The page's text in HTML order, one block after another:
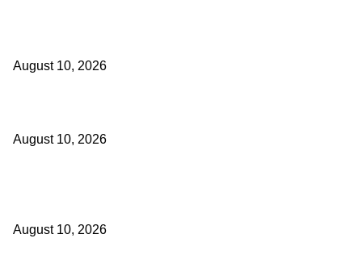
August 10, 2026
August 10, 2026
August 10, 2026